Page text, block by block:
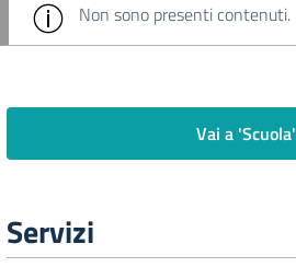
Non sono presenti contenuti.
Vai a 'Scuola'
Servizi